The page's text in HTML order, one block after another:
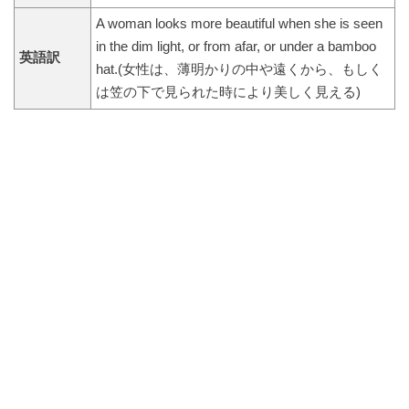
英語訳
A woman looks more beautiful when she is seen
in the dim light, or from afar, or under a bamboo
hat.(女性は、薄明かりの中や遠くから、もしく
は笠の下で見られた時により美しく見える)